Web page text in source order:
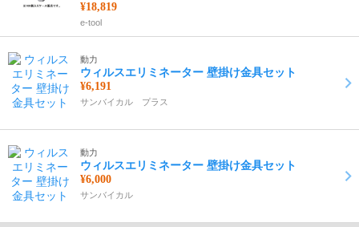
¥18,819
e-tool
動力
ウィルスエリミネーター 壁掛け金具セット
¥6,191
サンバイカル プラス
動力
ウィルスエリミネーター 壁掛け金具セット
¥6,000
サンバイカル